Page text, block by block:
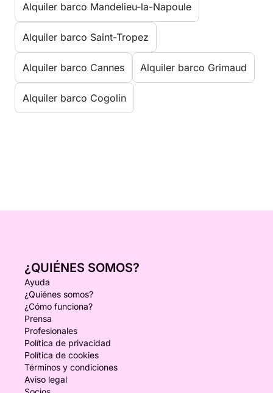
Alquiler barco Mandelieu-la-Napoule
Alquiler barco Saint-Tropez
Alquiler barco Cannes Alquiler barco Grimaud
Alquiler barco Cogolin
¿QUIÉNES SOMOS?
Ayuda
¿Quiénes somos?
¿Cómo funciona?
Prensa
Profesionales
Política de privacidad
Política de cookies
Términos y condiciones
Aviso legal